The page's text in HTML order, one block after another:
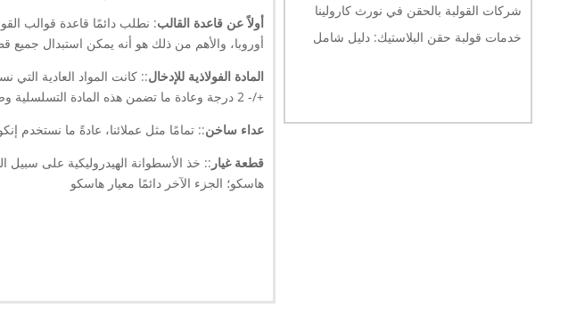
أولاً عن قاعدة القالب
أوروبا، والأهم من ذلك هو أنه يمكن استبدال
المادة الفولاذية للإدخال
+/- 2 درجة وعادة ما تضمن هذه المادة التسلسلية وصول عمر القالب إلى 1000000 طلقة.
عداء ساخن:: تمامًا مثل عملائنا، عادةً ما نستخدم
قطعة غيار
هاسكو؛ الجزء الآخر دائمًا معيار هاسكو
شركات القولبة بالحقن في نورث كارولينا
خدمات قولبة حقن البلاستيك: دليل شامل